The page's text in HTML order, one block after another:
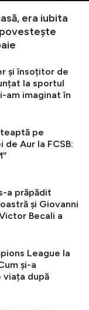
era iubita
și însoțitor de
la sportul
am imaginat în
pe
Aur la FCSB:
a prăpădit
și Giovanni
Becali a
League la
și-a
viața după